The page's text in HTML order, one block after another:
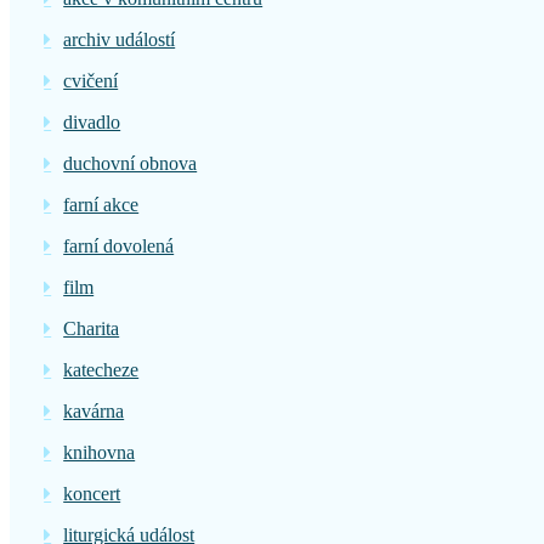
archiv událostí
cvičení
divadlo
duchovní obnova
farní akce
farní dovolená
film
Charita
katecheze
kavárna
knihovna
koncert
liturgická událost